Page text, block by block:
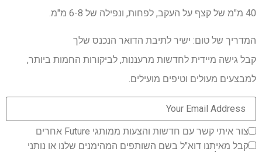
40 מ"מ של קצף על העקב, לפחות, ונפילה של 6-8 מ"מ.
המדריך של טום: ישיר לתיבת הדואר הנכנס שלך
קבל גישה מיידית לחדשות מרעננות, לביקורות החמות ביותר,
למבצעים מעולים וטיפים מועילים.
צור איתי קשר עם חדשות והצעות ממותגי Future אחרים
קבל מאיתנו דוא"ל בשם השותפים המהימנים שלנו או נותני